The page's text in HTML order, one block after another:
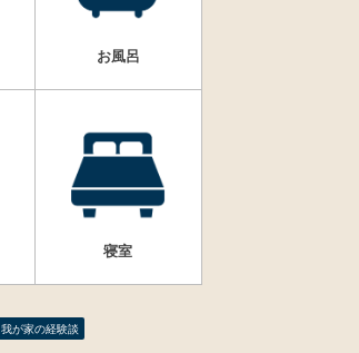
お風呂
寝室
我が家の経験談